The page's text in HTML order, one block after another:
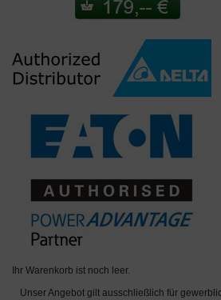
Ihr Warenkorb ist noch leer.
Unser Angebot gilt ausschließlich für